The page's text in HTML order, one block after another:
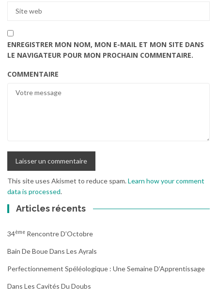
ENREGISTRER MON NOM, MON E-MAIL ET MON SITE DANS
LE NAVIGATEUR POUR MON PROCHAIN COMMENTAIRE.
COMMENTAIRE
This site uses Akismet to reduce spam.Learn how your comment
data is processed.
Articles récents
34Ème Rencontre D’Octobre
Bain De Boue Dans Les Ayrals
Perfectionnement Spéléologique : Une Semaine D’Apprentissage
Dans Les Cavités Du Doubs